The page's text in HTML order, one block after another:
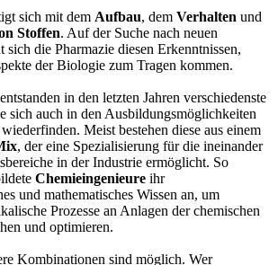
sich mit dem Aufbau, dem Verhalten und
Stoffen. Auf der Suche nach neuen
die Pharmazie diesen Erkenntnissen,
der Biologie zum Tragen kommen.
in den letzten Jahren verschiedenste
sich auch in den Ausbildungsmöglichkeiten
Meist bestehen diese aus einem
, der eine Spezialisierung für die ineinander
in der Industrie ermöglicht. So
Chemieingenieure ihr
und mathematisches Wissen an, um
Prozesse an Anlagen der chemischen
und optimieren.
Kombinationen sind möglich. Wer